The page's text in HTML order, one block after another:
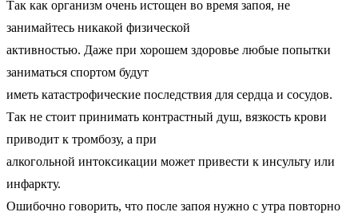
Так как организм очень истощен во время запоя, не
занимайтесь никакой физической
активностью. Даже при хорошем здоровье любые попытки
заниматься спортом будут
иметь катастрофические последствия для сердца и сосудов.
Так не стоит принимать контрастный душ, вязкость крови
приводит к тромбозу, а при
алкогольной интоксикации может привести к инсульту или
инфаркту.
Ошибочно говорить, что после запоя нужно с утра повторно